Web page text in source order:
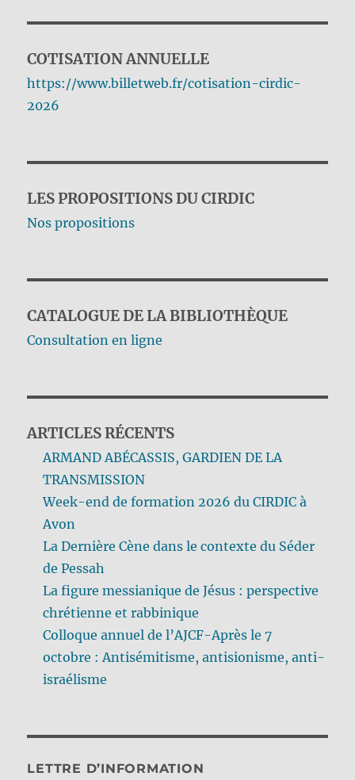
COTISATION ANNUELLE
https://www.billetweb.fr/cotisation-cirdic-
2026
LES PROPOSITIONS DU CIRDIC
Nos propositions
CATALOGUE DE LA BIBLIOTHÈQUE
Consultation en ligne
ARTICLES RÉCENTS
ARMAND ABÉCASSIS, GARDIEN DE LA
TRANSMISSION
Week-end de formation 2026 du CIRDIC à
Avon
La Dernière Cène dans le contexte du Séder
de Pessah
La figure messianique de Jésus : perspective
chrétienne et rabbinique
Colloque annuel de l’AJCF-Après le 7
octobre : Antisémitisme, antisionisme, anti-
israélisme
LETTRE D’INFORMATION